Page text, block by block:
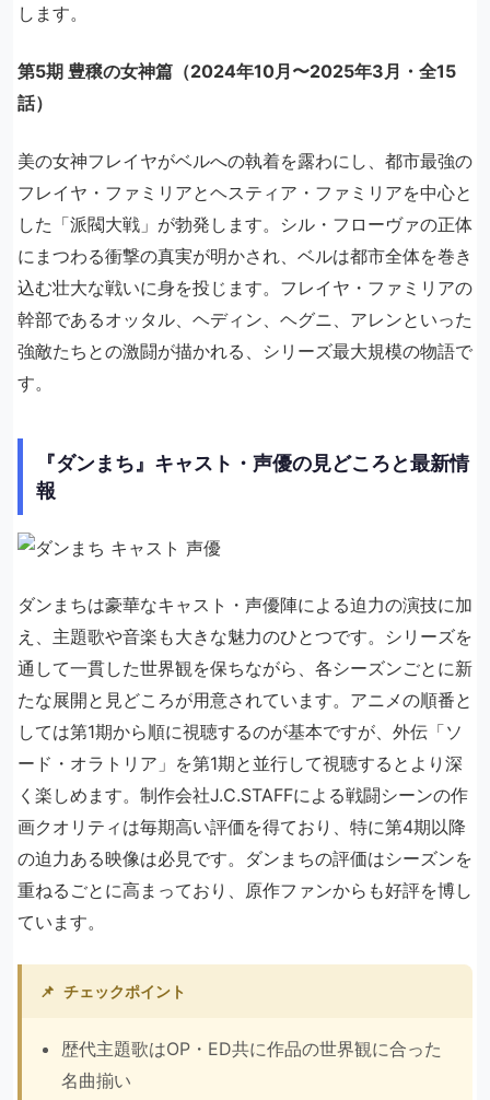
します。
第5期 豊穣の女神篇（2024年10月〜2025年3月・全15
話）
美の女神フレイヤがベルへの執着を露わにし、都市最強の
フレイヤ・ファミリアとヘスティア・ファミリアを中心と
した「派閥大戦」が勃発します。シル・フローヴァの正体
にまつわる衝撃の真実が明かされ、ベルは都市全体を巻き
込む壮大な戦いに身を投じます。フレイヤ・ファミリアの
幹部であるオッタル、ヘディン、ヘグニ、アレンといった
強敵たちとの激闘が描かれる、シリーズ最大規模の物語で
す。
『ダンまち』キャスト・声優の見どころと最新情
報
ダンまちは豪華なキャスト・声優陣による迫力の演技に加
え、主題歌や音楽も大きな魅力のひとつです。シリーズを
通して一貫した世界観を保ちながら、各シーズンごとに新
たな展開と見どころが用意されています。アニメの順番と
しては第1期から順に視聴するのが基本ですが、外伝「ソ
ード・オラトリア」を第1期と並行して視聴するとより深
く楽しめます。制作会社J.C.STAFFによる戦闘シーンの作
画クオリティは毎期高い評価を得ており、特に第4期以降
の迫力ある映像は必見です。ダンまちの評価はシーズンを
重ねるごとに高まっており、原作ファンからも好評を博し
ています。
📌 チェックポイント
歴代主題歌はOP・ED共に作品の世界観に合った
名曲揃い